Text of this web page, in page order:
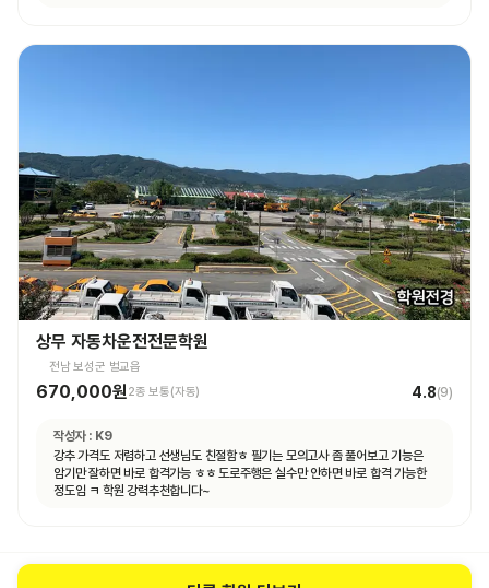
상무 자동차운전전문학원
전남 보성군 벌교읍
670,000원2종 보통(자동) 4.8(9)
작성자 : K9
강추 가격도 저렴하고 선생님도 친절함ㅎ 필기는 모의고사 좀 풀어보고 기능은
암기만 잘하면 바로 합격가능 ㅎㅎ 도로주행은 실수만 안하면 바로 합격 가능한
정도임 ㅋ 학원 강력추천합니다~